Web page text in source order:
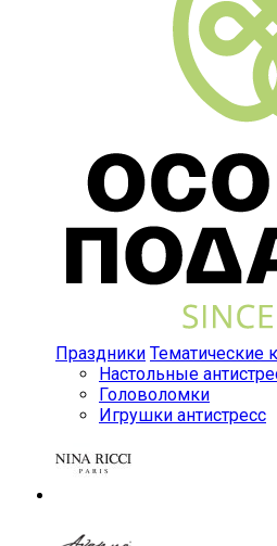
Праздники Тематические
Настольные
Головоломки
Игрушки антистресс